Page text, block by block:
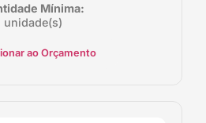
Mínima:
unidade(s)
ao Orçamento